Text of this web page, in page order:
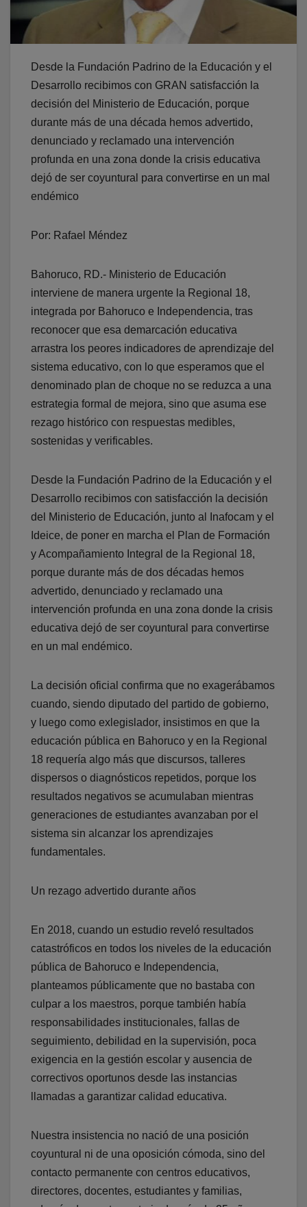
Desde la Fundación Padrino de la Educación y el
Desarrollo recibimos con GRAN satisfacción la
decisión del Ministerio de Educación, porque
durante más de una década hemos advertido,
denunciado y reclamado una intervención
profunda en una zona donde la crisis educativa
dejó de ser coyuntural para convertirse en un mal
endémico
Por: Rafael Méndez
Bahoruco, RD.- Ministerio de Educación
interviene de manera urgente la Regional 18,
integrada por Bahoruco e Independencia, tras
reconocer que esa demarcación educativa
arrastra los peores indicadores de aprendizaje del
sistema educativo, con lo que esperamos que el
denominado plan de choque no se reduzca a una
estrategia formal de mejora, sino que asuma ese
rezago histórico con respuestas medibles,
sostenidas y verificables.
Desde la Fundación Padrino de la Educación y el
Desarrollo recibimos con satisfacción la decisión
del Ministerio de Educación, junto al Inafocam y el
Ideice, de poner en marcha el Plan de Formación
y Acompañamiento Integral de la Regional 18,
porque durante más de dos décadas hemos
advertido, denunciado y reclamado una
intervención profunda en una zona donde la crisis
educativa dejó de ser coyuntural para convertirse
en un mal endémico.
La decisión oficial confirma que no exagerábamos
cuando, siendo diputado del partido de gobierno,
y luego como exlegislador, insistimos en que la
educación pública en Bahoruco y en la Regional
18 requería algo más que discursos, talleres
dispersos o diagnósticos repetidos, porque los
resultados negativos se acumulaban mientras
generaciones de estudiantes avanzaban por el
sistema sin alcanzar los aprendizajes
fundamentales.
Un rezago advertido durante años
En 2018, cuando un estudio reveló resultados
catastróficos en todos los niveles de la educación
pública de Bahoruco e Independencia,
planteamos públicamente que no bastaba con
culpar a los maestros, porque también había
responsabilidades institucionales, fallas de
seguimiento, debilidad en la supervisión, poca
exigencia en la gestión escolar y ausencia de
correctivos oportunos desde las instancias
llamadas a garantizar calidad educativa.
Nuestra insistencia no nació de una posición
coyuntural ni de una oposición cómoda, sino del
contacto permanente con centros educativos,
directores, docentes, estudiantes y familias,